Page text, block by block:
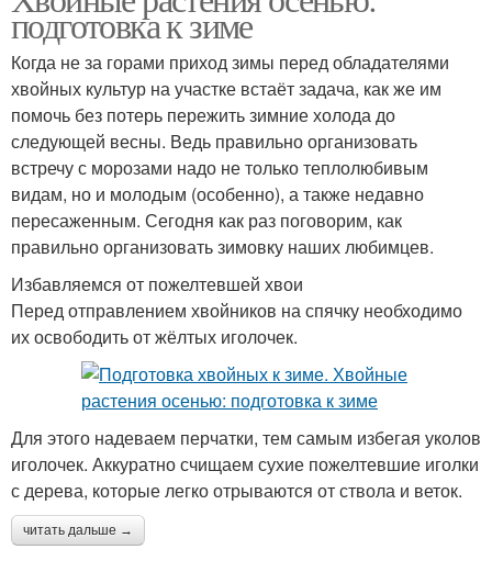
подготовка к зиме
Когда не за горами приход зимы перед обладателями
хвойных культур на участке встаёт задача, как же им
помочь без потерь пережить зимние холода до
следующей весны. Ведь правильно организовать
встречу с морозами надо не только теплолюбивым
видам, но и молодым (особенно), а также недавно
пересаженным. Сегодня как раз поговорим, как
правильно организовать зимовку наших любимцев.
Избавляемся от пожелтевшей хвои
Перед отправлением хвойников на спячку необходимо
их освободить от жёлтых иголочек.
Для этого надеваем перчатки, тем самым избегая уколов
иголочек. Аккуратно счищаем сухие пожелтевшие иголки
с дерева, которые легко отрываются от ствола и веток.
читать дальше →